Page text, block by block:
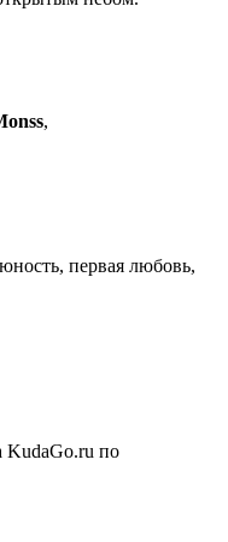
,
первая любовь,
KudaGo.ru по